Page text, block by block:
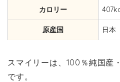
カロリー
原産国 日本
スマイリーは、100％純国産
です。